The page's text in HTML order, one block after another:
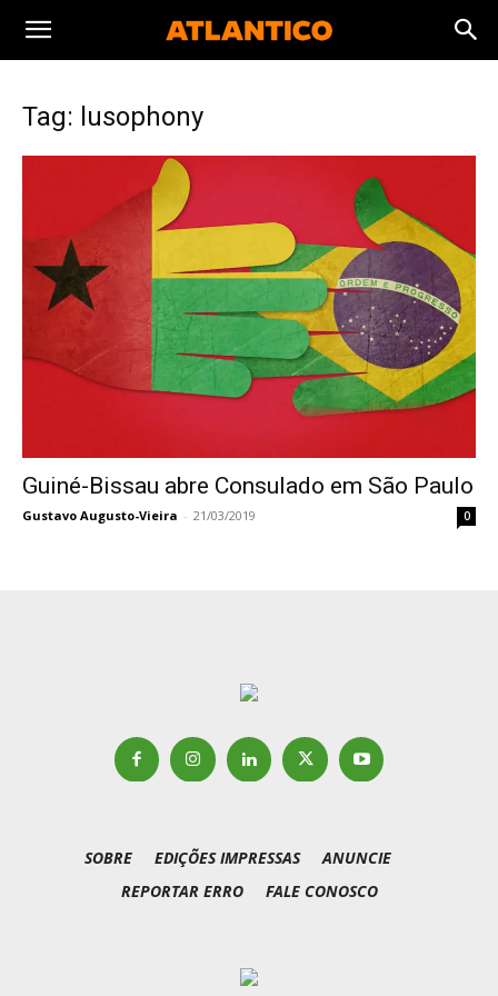
Tag: lusophony
Guiné-Bissau abre Consulado em São Paulo
Gustavo Augusto-Vieira - 21/03/2019 0
SOBRE EDIÇÕES IMPRESSAS
ANUNCIE
REPORTAR ERRO
FALE CONOSCO